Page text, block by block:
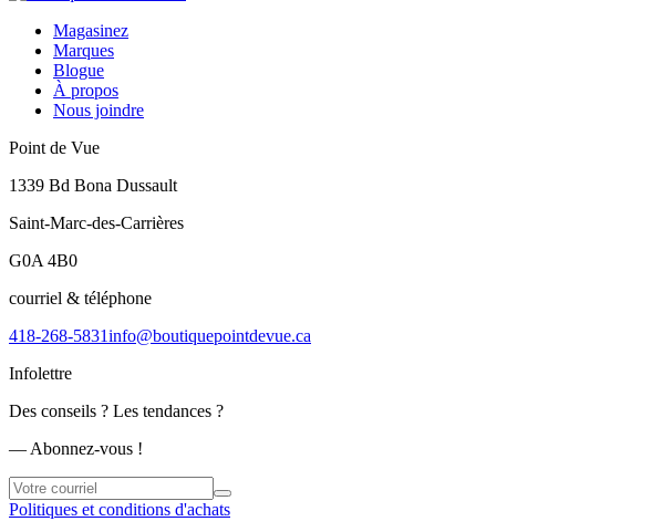
Magasinez
Marques
Blogue
À propos
Nous joindre
Point de Vue
1339 Bd Bona Dussault
Saint-Marc-des-Carrières
G0A 4B0
courriel & téléphone
418-268-5831info@boutiquepointdevue.ca
Infolettre
Des conseils ? Les tendances ?
― Abonnez-vous !
Politiques et conditions d'achats